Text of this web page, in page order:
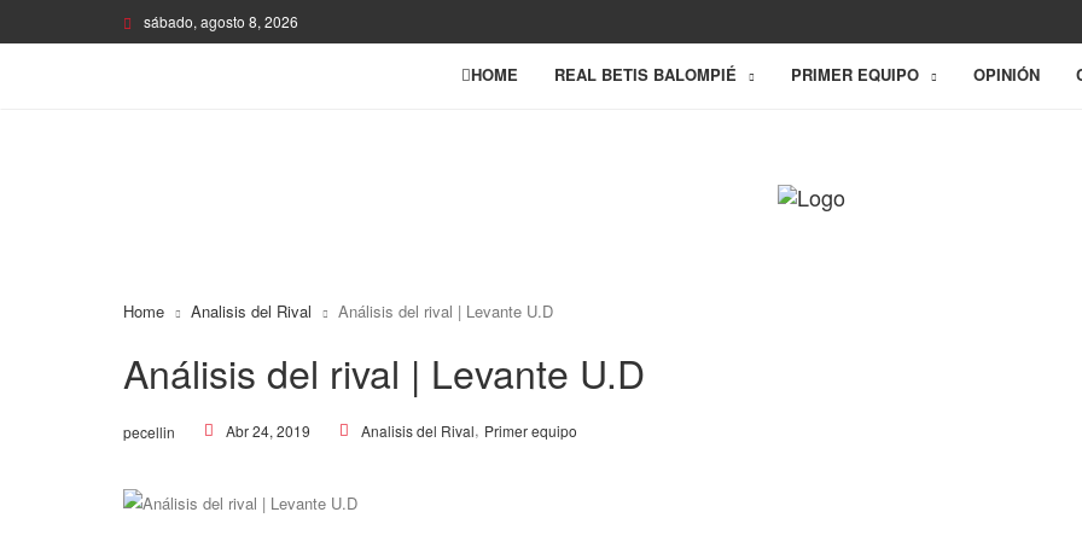
sábado, agosto 8, 2026
HOME REAL BETIS BALOMPIÉ PRIMER EQUIPO OPINIÓN
Home Analisis del Rival Análisis del rival | Levante U.D
Análisis del rival | Levante U.D
pecellin Abr 24, 2019 Analisis del Rival, Primer equipo